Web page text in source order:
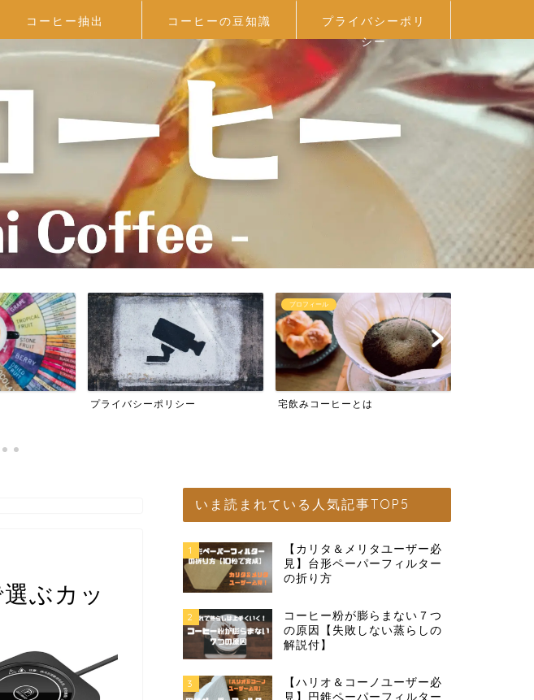
コーヒー抽出 コーヒーの豆知識
プライバシーポリ
シー
プライバシーポリシー
プロフィール
宅飲みコーヒーとは
ぶカッ
いま読まれている人気記事TOP5
1
【カリタ＆メリタユーザー必
見】台形ペーパーフィルター
の折り方
2
コーヒー粉が膨らまない７つ
の原因【失敗しない蒸らしの
解説付】
3
【ハリオ＆コーノユーザー必
見】円錐ペーパーフィルター